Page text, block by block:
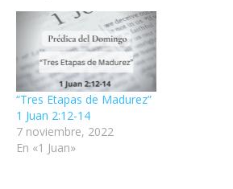
“Tres Etapas de Madurez”
1 Juan 2:12-14
7 noviembre, 2022
En «1 Juan»